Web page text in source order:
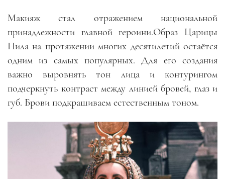
Макияж стал отражением национальной
принадлежности главной героини.Образ Царицы
Нила на протяжении многих десятилетий остаётся
одним из самых популярных. Для его создания
важно выровнять тон лица и контурингом
подчеркнуть контраст между линией бровей, глаз и
губ. Брови подкрашиваем естественным тоном.